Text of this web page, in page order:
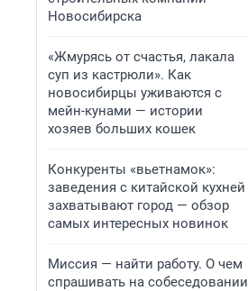
Новосибирска
«Жмурясь от счастья, лакала
суп из кастрюли». Как
новосибирцы уживаются с
мейн-кунами — истории
хозяев больших кошек
Конкуренты «вьетнамок»:
заведения с китайской кухней
захватывают город — обзор
самых интересных новинок
Миссия — найти работу. О чем
спрашивать на собеседовании